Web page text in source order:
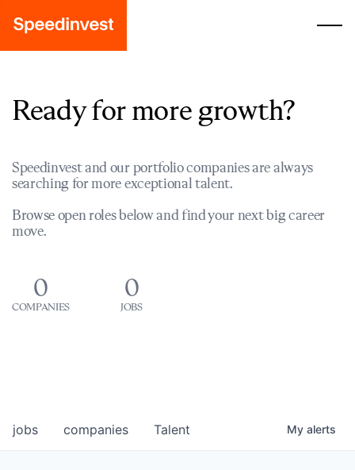
Ready for more growth?
Speedinvest and our portfolio companies are always
searching for more exceptional talent.
Browse open roles below and find your next big career
move.
0
COMPANIES
0
JOBS
jobs companies Talent My alerts